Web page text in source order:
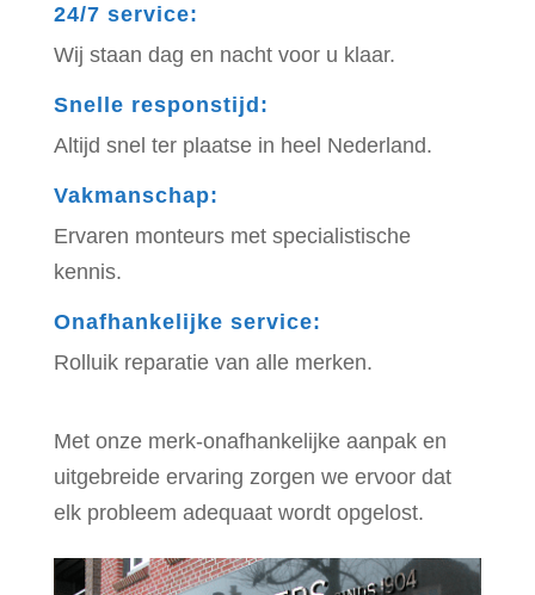
24/7 service:
Wij staan dag en nacht voor u klaar.
Snelle responstijd:
Altijd snel ter plaatse in heel Nederland.
Vakmanschap:
Ervaren monteurs met specialistische
kennis.
Onafhankelijke service:
Rolluik reparatie van alle merken.
Met onze merk-onafhankelijke aanpak en
uitgebreide ervaring zorgen we ervoor dat
elk probleem adequaat wordt opgelost.